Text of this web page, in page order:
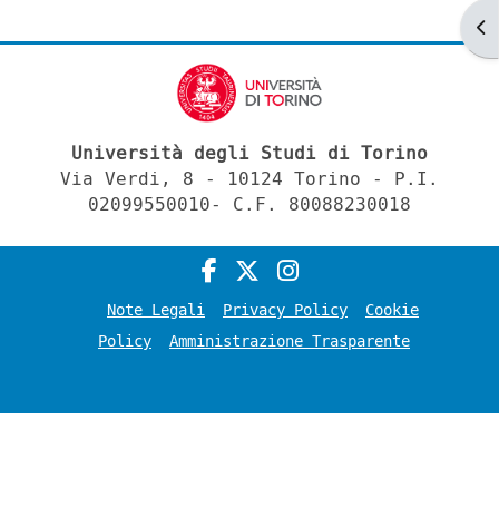
Università degli Studi di Torino
Via Verdi, 8 - 10124 Torino - P.I.
02099550010- C.F. 80088230018
Note Legali Privacy Policy
Cookie
Policy
Amministrazione Trasparente